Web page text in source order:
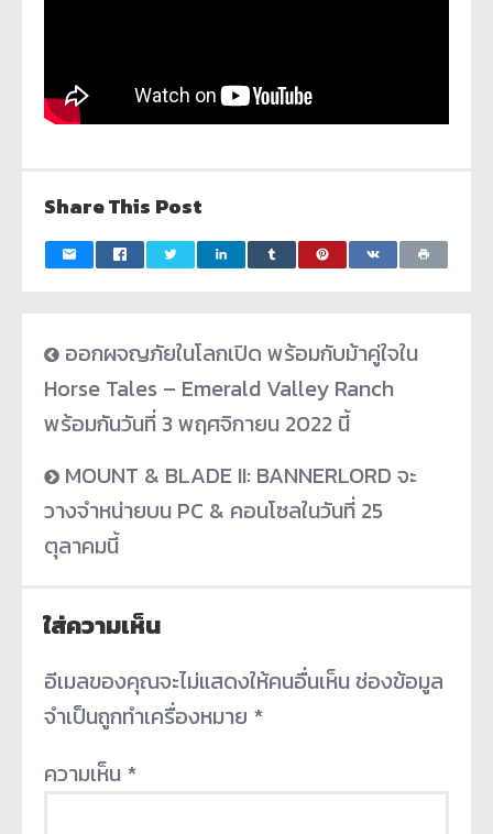
Share This Post
ออกผจญภัยในโลกเปิด พร้อมกับม้าคู่ใจใน
Horse Tales – Emerald Valley Ranch
พร้อมกันวันที่ 3 พฤศจิกายน 2022 นี้
MOUNT & BLADE II: BANNERLORD จะ
วางจำหน่ายบน PC & คอนโซลในวันที่ 25
ตุลาคมนี้
ใส่ความเห็น
อีเมลของคุณจะไม่แสดงให้คนอื่นเห็น ช่องข้อมูล
จำเป็นถูกทำเครื่องหมาย *
ความเห็น *